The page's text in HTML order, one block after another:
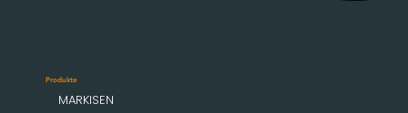
Produkte
MARKISEN